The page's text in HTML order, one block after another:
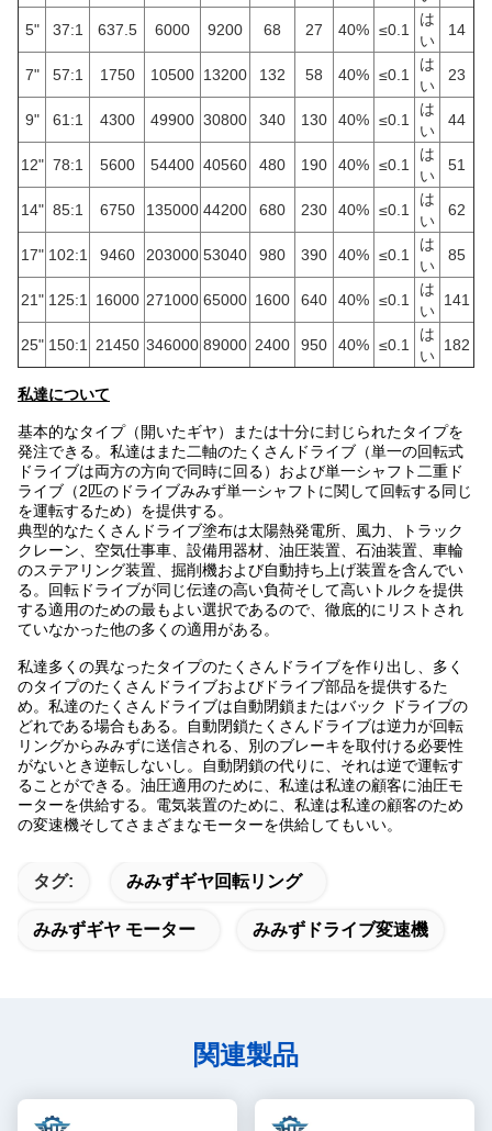
5" 37:1 637.5 6000 9200 68 27 40% ≤0.1
は
い
14
7" 57:1 1750 10500 13200 132 58 40% ≤0.1
は
い
23
9" 61:1 4300 49900 30800 340 130 40% ≤0.1
は
い
44
12" 78:1 5600 54400 40560 480 190 40% ≤0.1
は
い
51
14" 85:1 6750 135000 44200 680 230 40% ≤0.1
は
い
62
17" 102:1 9460 203000 53040 980 390 40% ≤0.1
は
い
85
21" 125:1 16000 271000 65000 1600 640 40% ≤0.1
は
い
141
25" 150:1 21450 346000 89000 2400 950 40% ≤0.1
は
い
182
私達について
基本的なタイプ（開いたギヤ）または十分に封じられたタイプを
発注できる。私達はまた二軸のたくさんドライブ（単一の回転式
ドライブは両方の方向で同時に回る）および単一シャフト二重ド
ライブ（2匹のドライブみみず単一シャフトに関して回転する同じ
を運転するため）を提供する。
典型的なたくさんドライブ塗布は太陽熱発電所、風力、トラック
クレーン、空気仕事車、設備用器材、油圧装置、石油装置、車輪
のステアリング装置、掘削機および自動持ち上げ装置を含んでい
る。回転ドライブが同じ伝達の高い負荷そして高いトルクを提供
する適用のための最もよい選択であるので、徹底的にリストされ
ていなかった他の多くの適用がある。
私達多くの異なったタイプのたくさんドライブを作り出し、多く
のタイプのたくさんドライブおよびドライブ部品を提供するた
め。私達のたくさんドライブは自動閉鎖またはバック ドライブの
どれである場合もある。自動閉鎖たくさんドライブは逆力が回転
リングからみみずに送信される、別のブレーキを取付ける必要性
がないとき逆転しないし。自動閉鎖の代りに、それは逆で運転す
ることができる。油圧適用のために、私達は私達の顧客に油圧モ
ーターを供給する。電気装置のために、私達は私達の顧客のため
の変速機そしてさまざまなモーターを供給してもいい。
タグ: みみずギヤ回転リング
みみずギヤ モーター みみずドライブ変速機
関連製品